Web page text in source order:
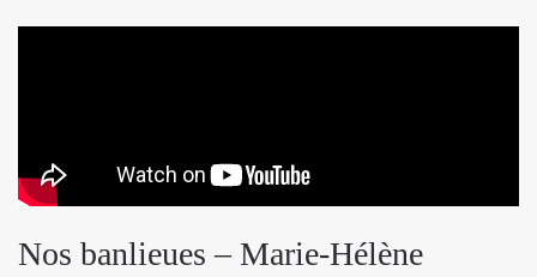
Nos banlieues – Marie-Hélène